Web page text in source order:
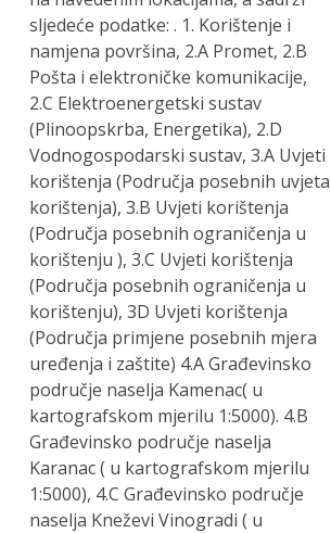
sljedeće podatke: . 1. Korištenje i
namjena površina, 2.A Promet, 2.B
Pošta i elektroničke komunikacije,
2.C Elektroenergetski sustav
(Plinoopskrba, Energetika), 2.D
Vodnogospodarski sustav, 3.A Uvjeti
korištenja (Područja posebnih uvjeta
korištenja), 3.B Uvjeti korištenja
(Područja posebnih ograničenja u
korištenju ), 3.C Uvjeti korištenja
(Područja posebnih ograničenja u
korištenju), 3D Uvjeti korištenja
(Područja primjene posebnih mjera
uređenja i zaštite) 4.A Građevinsko
područje naselja Kamenac( u
kartografskom mjerilu 1:5000). 4.B
Građevinsko područje naselja
Karanac ( u kartografskom mjerilu
1:5000), 4.C Građevinsko područje
naselja Kneževi Vinogradi ( u